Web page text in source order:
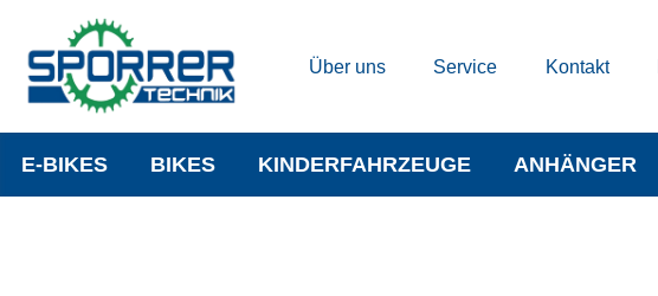
Über uns Service Kontakt
E-BIKES BIKES KINDERFAHRZEUGE ANHÄNGER